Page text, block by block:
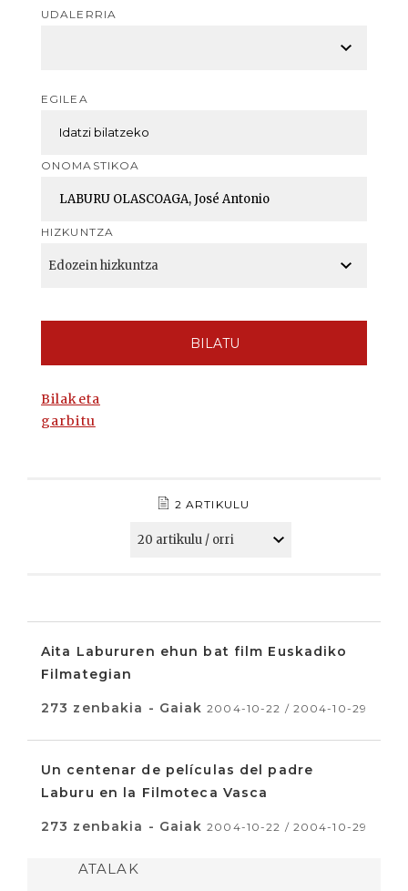
UDALERRIA
EGILEA
ONOMASTIKOA
HIZKUNTZA
BILATU
Bilaketa
garbitu
2 ARTIKULU
Aita Labururen ehun bat film Euskadiko
Filmategian
273 zenbakia - Gaiak 2004-10-22 / 2004-10-29
Un centenar de películas del padre
Laburu en la Filmoteca Vasca
273 zenbakia - Gaiak 2004-10-22 / 2004-10-29
ATALAK